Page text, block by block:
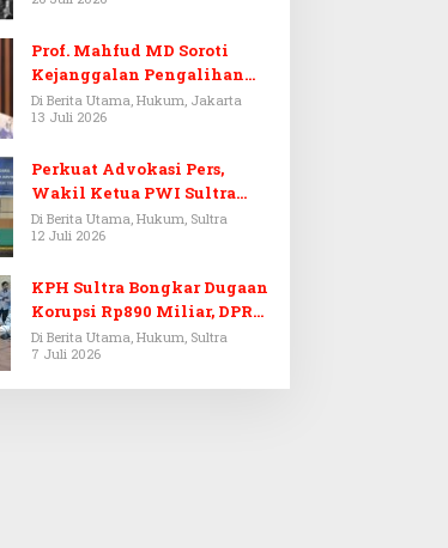
Prof. Mahfud MD Soroti
Kejanggalan Pengalihan
Penyelidikan Tersangka
Febrie Adriansyah
Di Berita Utama, Hukum, Jakarta
13 Juli 2026
Perkuat Advokasi Pers,
Wakil Ketua PWI Sultra
Resmi Dilantik Menjadi
Advokat PERADI
Di Berita Utama, Hukum, Sultra
12 Juli 2026
KPH Sultra Bongkar Dugaan
Korupsi Rp890 Miliar, DPRD
Sultra Gelar RDP
Di Berita Utama, Hukum, Sultra
7 Juli 2026